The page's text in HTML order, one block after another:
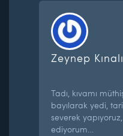
Zeynep
Tadı, kıvamı
bayılarak yedi,
severek
ediyorum…